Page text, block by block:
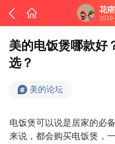
花痞
美的电饭煲哪款好
选？
美的论坛
电饭煲可以说是居家的必
来说，都会购买电饭煲，